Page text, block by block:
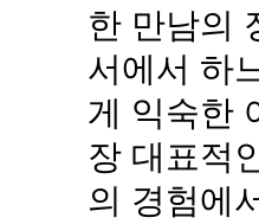
한 만남의
서에서 하
게 익숙한
장 대표적
의 경험에